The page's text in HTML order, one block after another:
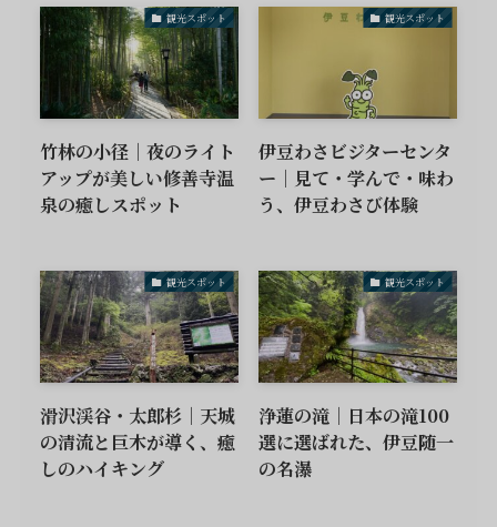
観光スポット
竹林の小径｜夜のライト
アップが美しい修善寺温
泉の癒しスポット
観光スポット
伊豆わさビジターセンタ
ー｜見て・学んで・味わ
う、伊豆わさび体験
観光スポット
滑沢渓谷・太郎杉｜天城
の清流と巨木が導く、癒
しのハイキング
観光スポット
浄蓮の滝｜日本の滝100
選に選ばれた、伊豆随一
の名瀑